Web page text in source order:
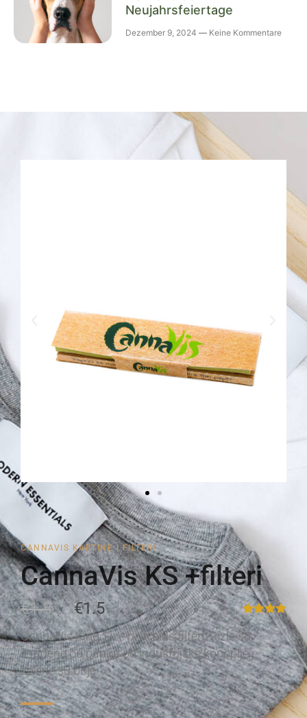
Neujahrsfeiertage
Dezember 9, 2024 Keine Kommentare
CANNAVIS KARTINE I FILTERI
CannaVis KS +filteri
€1.8 €1.5
CannaVis King Size rizle plus filteri. Rizle su
izrađene od papira od industrijske konoplje i
zelene su boje.